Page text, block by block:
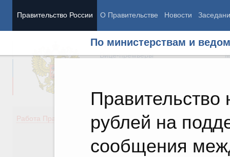
Правительство России О Правительстве Новости
По министерствам и
рублей на
сообщения
Председатель Правительства
Вице-премьеры
Работа Правительства
Демография
Здоровье
Культура